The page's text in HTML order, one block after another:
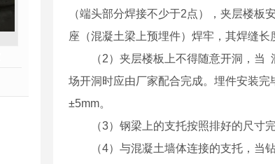
河南钢边框保温隔热轻型板厂家 河南发泡水泥
（端头部分焊接不少于2点），夹层楼
座（混凝土梁上预埋件）焊牢，其焊缝长
（2）夹层楼板上不得随意开洞，
场开洞时应由厂家配合完成。埋件安装
±5mm。
（3）钢梁上的支托按照排好的尺寸
（4）与混凝土墙体连接的支托，当